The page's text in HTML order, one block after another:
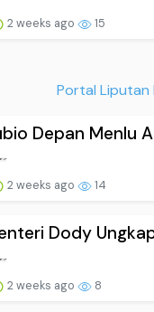
2 weeks ago 15
Portal Liputan
Depan Menlu
2 weeks ago 14
Dody
2 weeks ago 8